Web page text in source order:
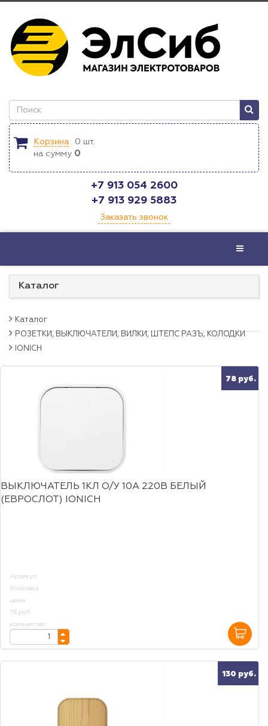
Корзина 0 шт.
на сумму 0
+7 913 054 2600
+7 913 929 5883
Заказать звонок
Меню
Каталог
Каталог
РОЗЕТКИ, ВЫКЛЮЧАТЕЛИ, ВИЛКИ, ШТЕПС РАЗЪ, КОЛОДКИ
IONICH
78 руб.
ВЫКЛЮЧАТЕЛЬ 1КЛ О/У 10А 220В БЕЛЫЙ
(ЕВРОСЛОТ) IONICH
Артикул
Упаковка
цена:
78 руб.
количество:
130 руб.